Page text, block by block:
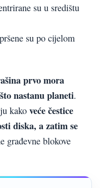
su u središtu
su po cijelom
prvo mora
nastanu planeti.
kako veće čestice
diska, a zatim se
blokove